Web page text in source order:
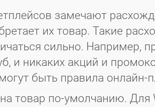
замечают
их товар. Такие
сильно. Например,
и никаких акций и
быть правила онлайн-
товар по-умолчанию. Для